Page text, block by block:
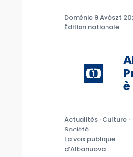
Domènie 9 Avòszt
Édition nationale
è
Actualités · Culture ·
Société
La voix publique
d’Albanuova